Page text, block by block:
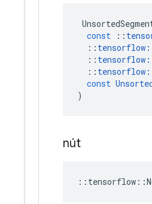
const
::
:: tensorflow
:: tensorflow
:: tensorflow
const
)
nút
:: tensorflow ::